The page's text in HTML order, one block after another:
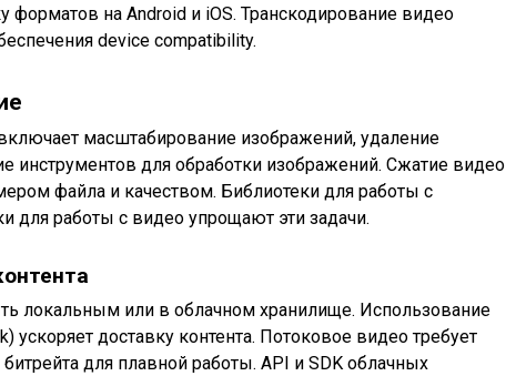
форматов на Android и iOS. Транскодирование видео
device compatibility.
масштабирование изображений, удаление
инструментов для обработки изображений. Сжатие видео
файла и качеством. Библиотеки для работы с
для работы с видео упрощают эти задачи.
локальным или в облачном хранилище. Использование
ускоряет доставку контента. Потоковое видео требует
для плавной работы. API и SDK облачных